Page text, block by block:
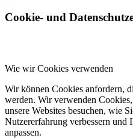
Cookie- und
Wie wir Cookies verwenden
Wir können Cookies anfordern,
werden. Wir verwenden
unsere Websites besuchen, wie
Nutzererfahrung verbessern und
anpassen.